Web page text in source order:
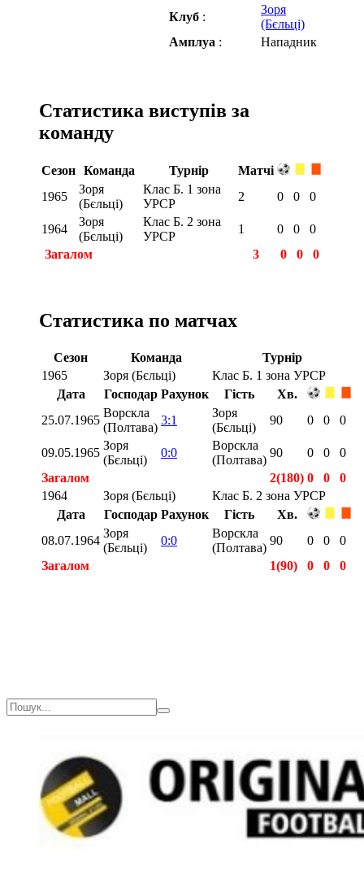
Клуб :
Зоря
(Бєльці)
Амплуа : Нападник
Статистика виступів за
команду
Сезон Команда Турнір
Матчі
1965
Зоря
(Бєльці)
Клас Б. 1 зона
УРСР
2 0 0 0
1964
Зоря
(Бєльці)
Клас Б. 2 зона
УРСР
1 0 0
0
Загалом
3 0 0 0
Статистика по матчах
Сезон Команда
Турнір
1965
Зоря (Бєльці)
Клас Б. 1 зона УРСР
Дата
Господар Рахунок Гість
Хв.
25.07.1965
Ворскла
(Полтава)
3:1
Зоря
(Бєльці)
90 0 0 0
09.05.1965
Зоря
(Бєльці)
0:0
Ворскла
(Полтава)
90 0 0
0
Загалом
2(180) 0 0
0
1964
Зоря (Бєльці)
Клас Б. 2 зона УРСР
Дата
Господар Рахунок Гість
Хв.
08.07.1964
Зоря
(Бєльці)
0:0
Ворскла
(Полтава)
90 0 0
0
Загалом
1(90) 0 0
0